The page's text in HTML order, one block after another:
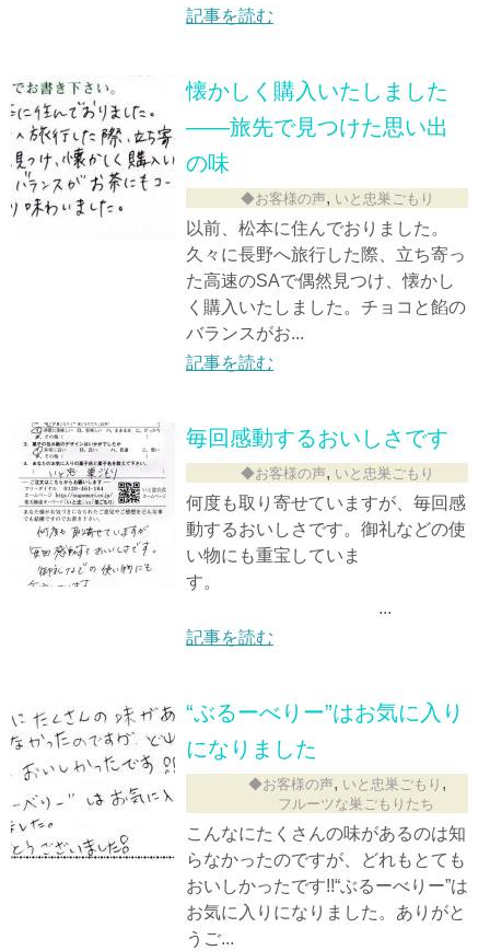
記事を読む
懐かしく購入いたしました
――旅先で見つけた思い出
の味
◆お客様の声, いと忠巣ごもり
以前、松本に住んでおりました。
久々に長野へ旅行した際、立ち寄っ
た高速のSAで偶然見つけ、懐かし
く購入いたしました。チョコと餡の
バランスがお...
記事を読む
毎回感動するおいしさです
◆お客様の声, いと忠巣ごもり
何度も取り寄せていますが、毎回感
動するおいしさです。御礼などの使
い物にも重宝していま
す。
...
記事を読む
“ぶるーべりー”はお気に入り
になりました
◆お客様の声, いと忠巣ごもり ,
フルーツな巣ごもりたち
こんなにたくさんの味があるのは知
らなかったのですが、どれもとても
おいしかったです!!“ぶるーべりー”は
お気に入りになりました。ありがと
うご...